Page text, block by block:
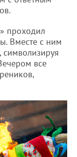
проходил
Вместе с ним
все